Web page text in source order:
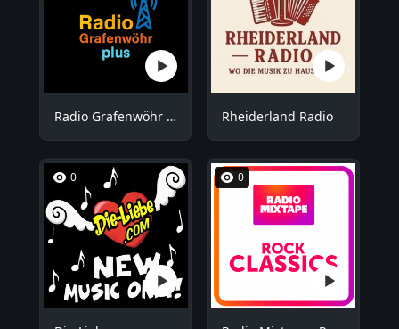
Radio Grafenwöhr - Plus Rheiderland Radio
0 0